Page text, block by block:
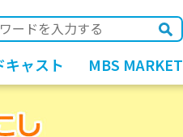
キャスト MBS MARKET